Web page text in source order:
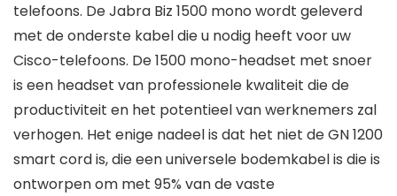
telefoons. De Jabra Biz 1500 mono wordt geleverd
met de onderste kabel die u nodig heeft voor uw
Cisco-telefoons. De 1500 mono-headset met snoer
is een headset van professionele kwaliteit die de
productiviteit en het potentieel van werknemers zal
verhogen. Het enige nadeel is dat het niet de GN 1200
smart cord is, die een universele bodemkabel is die is
ontworpen om met 95% van de vaste